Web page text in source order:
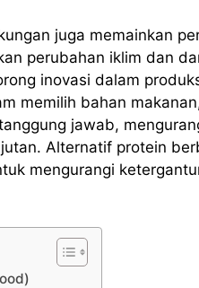
juga memainkan
perubahan iklim dan
inovasi dalam
memilih bahan
jawab,
Alternatif protein
mengurangi